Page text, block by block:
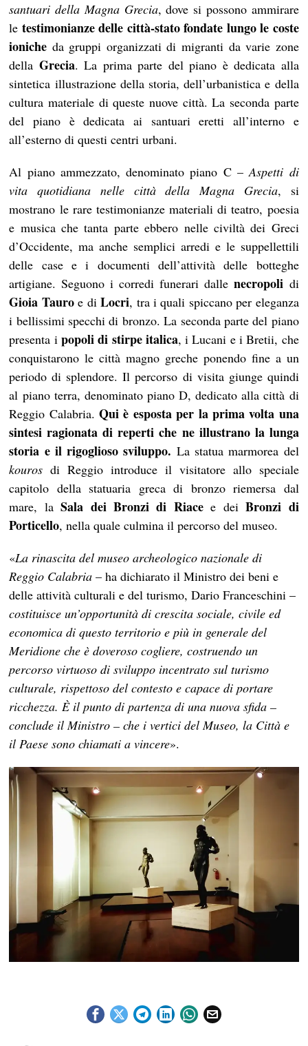
santuari della Magna Grecia, dove si possono ammirare
le testimonianze delle città-stato fondate lungo le coste
ioniche da gruppi organizzati di migranti da varie zone
della Grecia. La prima parte del piano è dedicata alla
sintetica illustrazione della storia, dell’urbanistica e della
cultura materiale di queste nuove città. La seconda parte
del piano è dedicata ai santuari eretti all’interno e
all’esterno di questi centri urbani.
Al piano ammezzato, denominato piano C –Aspetti di
vita quotidiana nelle città della Magna Grecia, si
mostrano le rare testimonianze materiali di teatro, poesia
e musica che tanta parte ebbero nelle civiltà dei Greci
d’Occidente, ma anche semplici arredi e le suppellettili
delle case e i documenti dell’attività delle botteghe
artigiane. Seguono i corredi funerari dalle necropoli di
Gioia Tauroe diLocri, tra i quali spiccano per eleganza
i bellissimi specchi di bronzo. La seconda parte del piano
presenta ipopoli di stirpe italica, i Lucani e i Bretii, che
conquistarono le città magno greche ponendo fine a un
periodo di splendore. Il percorso di visita giunge quindi
al piano terra, denominato piano D, dedicato alla città di
Reggio Calabria.Qui è esposta per la prima volta una
sintesi ragionata di reperti che ne illustrano la lunga
storia e il rigoglioso sviluppo. La statua marmorea del
kouros di Reggio introduce il visitatore allo speciale
capitolo della statuaria greca di bronzo riemersa dal
mare, laSala dei Bronzi di Riacee deiBronzi di
Porticello, nella quale culmina il percorso del museo.
«La rinascita del museo archeologico nazionale di
Reggio Calabria – ha dichiarato il Ministro dei beni e
delle attività culturali e del turismo, Dario Franceschini –
costituisce un’opportunità di crescita sociale, civile ed
economica di questo territorio e più in generale del
Meridione che è doveroso cogliere, costruendo un
percorso virtuoso di sviluppo incentrato sul turismo
culturale, rispettoso del contesto e capace di portare
ricchezza. È il punto di partenza di una nuova sfida –
conclude il Ministro – che i vertici del Museo, la Città e
il Paese sono chiamati a vincere».